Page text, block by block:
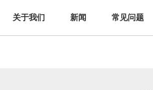
关于我们 新闻 常见问题